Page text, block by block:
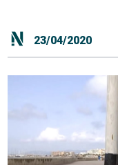
23/04/2020